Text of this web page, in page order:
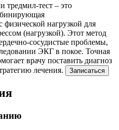
тредмил-тест – это
нагрузкой для
(нагрузкой). Этот метод
сосудистые проблемы,
ЭКГ в покое. Точная
врачу поставить диагноз
лечения.
Записаться